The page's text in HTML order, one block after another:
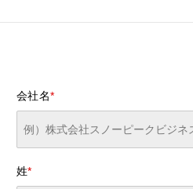
会社名*
姓*